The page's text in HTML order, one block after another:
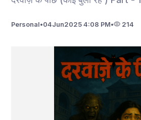
Personal•04Jun2025 4:08 PM• 214